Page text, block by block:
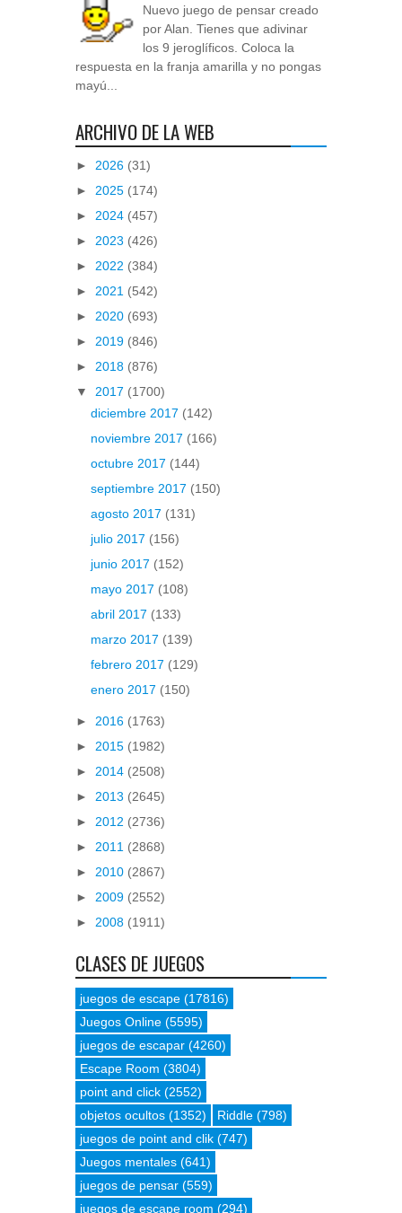
Nuevo juego de pensar creado
por Alan. Tienes que adivinar
los 9 jeroglíficos. Coloca la
respuesta en la franja amarilla y no pongas
mayú...
ARCHIVO DE LA WEB
► 2026 (31)
► 2025 (174)
► 2024 (457)
► 2023 (426)
► 2022 (384)
► 2021 (542)
► 2020 (693)
► 2019 (846)
► 2018 (876)
▼ 2017 (1700)
diciembre 2017 (142)
noviembre 2017 (166)
octubre 2017 (144)
septiembre 2017 (150)
agosto 2017 (131)
julio 2017 (156)
junio 2017 (152)
mayo 2017 (108)
abril 2017 (133)
marzo 2017 (139)
febrero 2017 (129)
enero 2017 (150)
► 2016 (1763)
► 2015 (1982)
► 2014 (2508)
► 2013 (2645)
► 2012 (2736)
► 2011 (2868)
► 2010 (2867)
► 2009 (2552)
► 2008 (1911)
CLASES DE JUEGOS
juegos de escape (17816)
Juegos Online (5595)
juegos de escapar (4260)
Escape Room (3804)
point and click (2552)
objetos ocultos (1352) Riddle (798)
juegos de point and clik (747)
Juegos mentales (641)
juegos de pensar (559)
juegos de escape room (294)